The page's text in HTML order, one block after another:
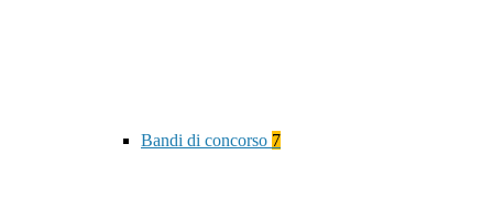
Bandi di concorso 7